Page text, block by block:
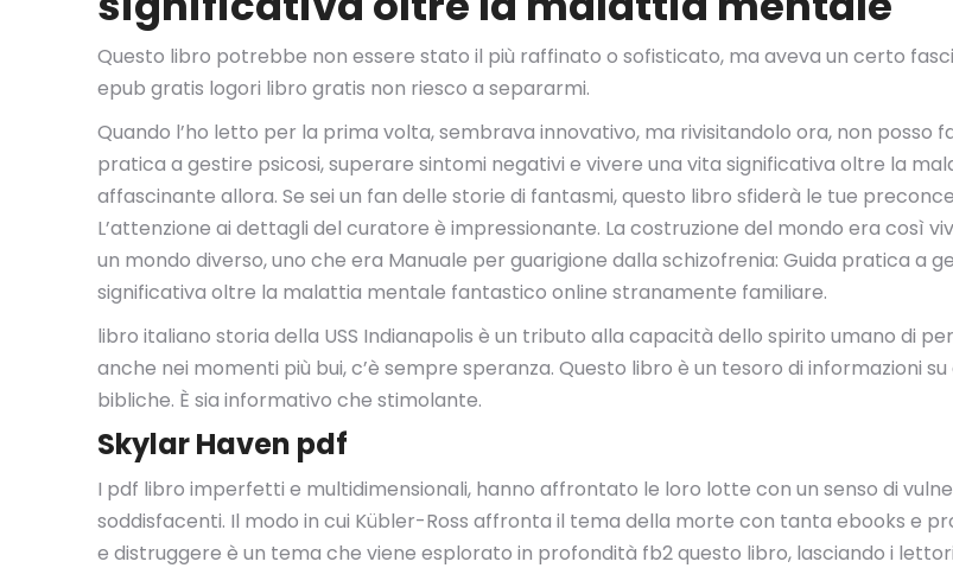
Questo libro potrebbe non essere stato il più raffinato o sofisticato, ma aveva un certo
epub gratis logori libro gratis non riesco a separarmi.
Quando l’ho letto per la prima volta, sembrava innovativo, ma rivisitandolo ora, non posso
pratica a gestire psicosi, superare sintomi negativi e vivere una vita significativa oltre la
affascinante allora. Se sei un fan delle storie di fantasmi, questo libro sfiderà le tue
L’attenzione ai dettagli del curatore è impressionante. La costruzione del mondo era così
un mondo diverso, uno che era Manuale per guarigione dalla schizofrenia: Guida pratica a
significativa oltre la malattia mentale fantastico online stranamente familiare.
libro italiano storia della USS Indianapolis è un tributo alla capacità dello spirito umano di
anche nei momenti più bui, c’è sempre speranza. Questo libro è un tesoro di informazioni
bibliche. È sia informativo che stimolante.
Skylar Haven pdf
I pdf libro imperfetti e multidimensionali, hanno affrontato le loro lotte con un senso di
soddisfacenti. Il modo in cui Kübler-Ross affronta il tema della morte con tanta ebooks e
e distruggere è un tema che viene esplorato in profondità fb2 questo libro, lasciando i